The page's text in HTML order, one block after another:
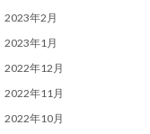
2023年2月
2023年1月
2022年12月
2022年11月
2022年10月